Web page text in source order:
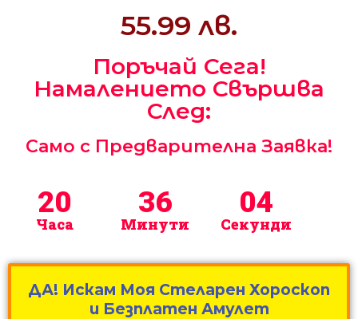
55.99 лв.
Поръчай Сега!
Намалението Свършва
След:
Само с Предварителна Заявка!
20
Часа
36
Минути
02
Секунди
ДА! Искам Моя Стеларен Хороскоп
и Безплатен Амулет